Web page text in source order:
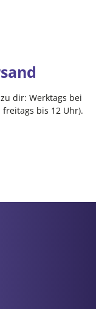
dir: Werktags bei
bis 12 Uhr).